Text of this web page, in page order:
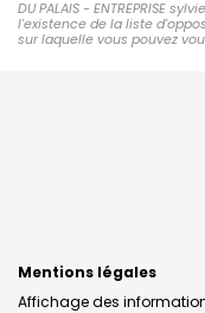
DU PALAIS - ENTREPRISE
l'existence de la liste
sur laquelle vous pouvez
Mentions légales
Affichage des informations